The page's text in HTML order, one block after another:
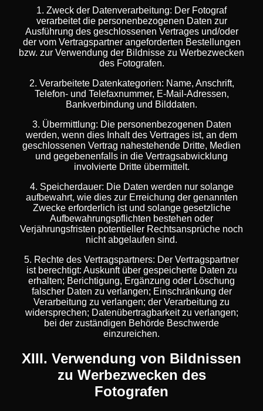
1. Zweck der Datenverarbeitung: Der Fotograf
verarbeitet die personenbezogenen Daten zur
Ausführung des geschlossenen Vertrages und/oder
der vom Vertragspartner angeforderten Bestellungen
bzw. zur Verwendung der Bildnisse zu Werbezwecken
des Fotografen.
2. Verarbeitete Datenkategorien: Name, Anschrift,
Telefon- und Telefaxnummer, E-Mail-Adressen,
Bankverbindung und Bilddaten.
3. Übermittlung: Die personenbezogenen Daten
werden, wenn dies Inhalt des Vertrages ist, an dem
geschlossenen Vertrag nahestehende Dritte, Medien
und gegebenenfalls in die Vertragsabwicklung
involvierte Dritte übermittelt.
4. Speicherdauer: Die Daten werden nur solange
aufbewahrt, wie dies zur Erreichung der genannten
Zwecke erforderlich ist und solange gesetzliche
Aufbewahrungspflichten bestehen oder
Verjährungsfristen potentieller Rechtsansprüche noch
nicht abgelaufen sind.
5. Rechte des Vertragspartners: Der Vertragspartner
ist berechtigt: Auskunft über gespeicherte Daten zu
erhalten; Berichtigung, Ergänzung oder Löschung
falscher Daten zu verlangen; Einschränkung der
Verarbeitung zu verlangen; der Verarbeitung zu
widersprechen; Datenübertragbarkeit zu verlangen;
bei der zuständigen Behörde Beschwerde
einzureichen.
XIII. Verwendung von Bildnissen
zu Werbezwecken des
Fotografen